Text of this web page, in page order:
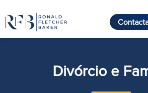
Divórcio e